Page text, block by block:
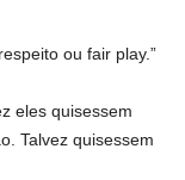
ou fair play.”
eles quisessem
Talvez quisessem